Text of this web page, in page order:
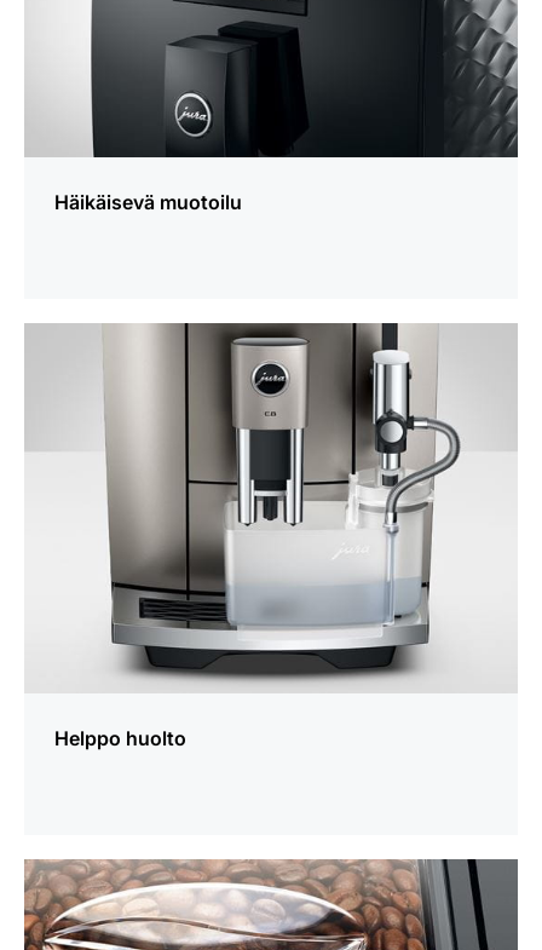
Häikäisevä muotoilu
Helppo huolto
lisätietoja